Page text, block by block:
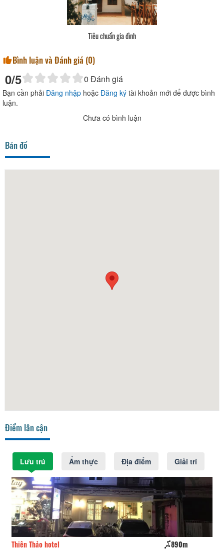
Tiêu chuẩn gia đình
Bình luận và Đánh giá (0)
0/5 0 Đánh giá
Bạn cần phải Đăng nhập hoặc Đăng ký tài khoản mới để được bình
luận.
Chưa có bình luận
Bản đồ
Điểm lân cận
Lưu trú Ẩm thực Địa điểm Giải trí
Thiên Thảo hotel 890m